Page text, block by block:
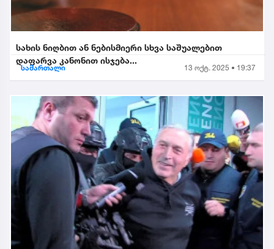
სახის ნიღბით ან ნებისმიერი სხვა საშუალებით
დაფარვა კანონით ისჯება...
სამართალი 13 ოქტ. 2025 • 19:37